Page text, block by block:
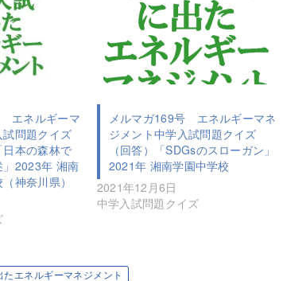
エネルギーマ
問題クイズ
日本の森林で
」2023年 湘南
神奈川県）
メルマガ169号 エネルギーマネ
ジメント中学入試問題クイズ
（回答）「SDGsのスローガン」
2021年 湘南学園中学校
2021年12月6日
中学入試問題クイズ
エネルギーマネジメント